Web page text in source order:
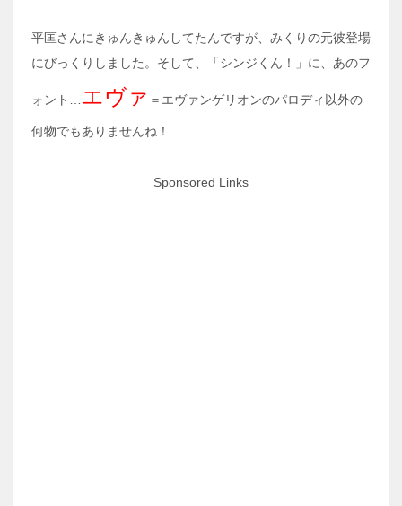
平匡さんにきゅんきゅんしてたんですが、みくりの元彼登場
にびっくりしました。そして、「シンジくん！」に、あのフ
ォント… エヴァ ＝エヴァンゲリオンのパロディ以外の
何物でもありませんね！
Sponsored Links